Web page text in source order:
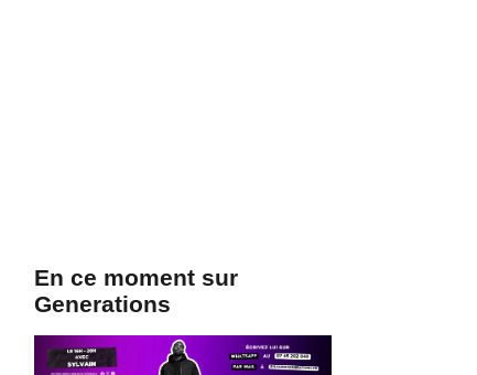
En ce moment sur
Generations